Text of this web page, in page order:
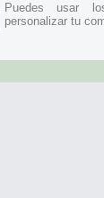
Puedes usar
personalizar tu